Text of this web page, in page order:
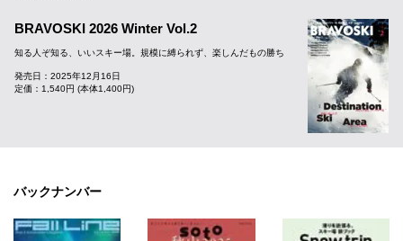
BRAVOSKI 2026 Winter Vol.2
知る人ぞ知る、いいスキー場。規模に縛られず、楽しんだもの勝ち
発売日：2025年12月16日
定価：1,540円 (本体1,400円)
バックナンバー